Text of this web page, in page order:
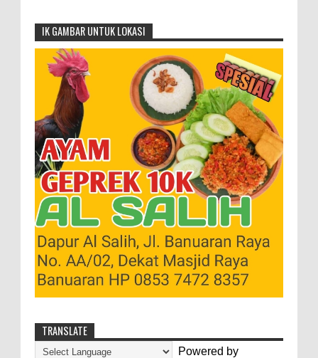
IK GAMBAR UNTUK LOKASI
TRANSLATE
Powered by